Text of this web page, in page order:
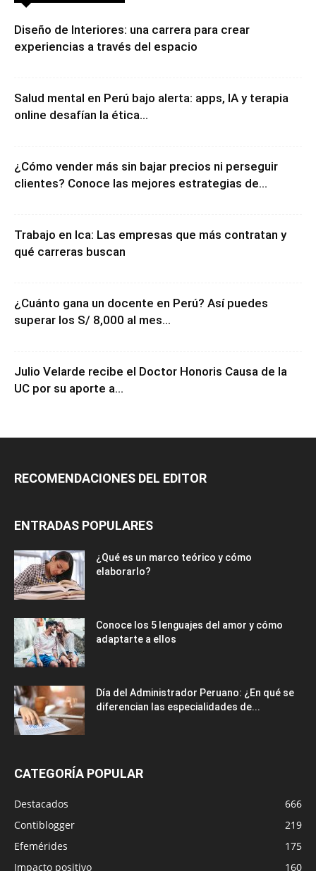
Diseño de Interiores: una carrera para crear
experiencias a través del espacio
Salud mental en Perú bajo alerta: apps, IA y terapia
online desafían la ética...
¿Cómo vender más sin bajar precios ni perseguir
clientes? Conoce las mejores estrategias de...
Trabajo en Ica: Las empresas que más contratan y
qué carreras buscan
¿Cuánto gana un docente en Perú? Así puedes
superar los S/ 8,000 al mes...
Julio Velarde recibe el Doctor Honoris Causa de la
UC por su aporte a...
RECOMENDACIONES DEL EDITOR
ENTRADAS POPULARES
¿Qué es un marco teórico y cómo
elaborarlo?
Conoce los 5 lenguajes del amor y cómo
adaptarte a ellos
Día del Administrador Peruano: ¿En qué se
diferencian las especialidades de...
CATEGORÍA POPULAR
Destacados
666
Contiblogger
219
Efemérides
175
Impacto positivo
160